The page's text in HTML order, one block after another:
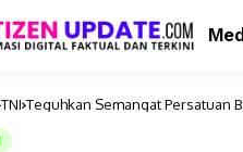
TNI Teguhkan Semangat Persatuan